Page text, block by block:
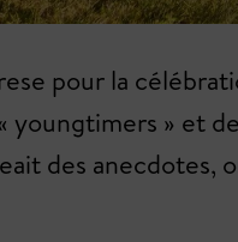
pour la
youngtimers » et
des anecdotes,